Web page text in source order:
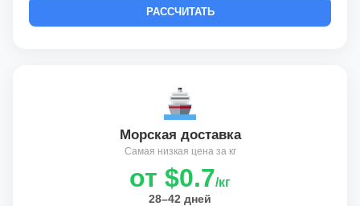
РАССЧИТАТЬ
Морская доставка
Самая низкая цена за кг
от $0.7/кг
28–42 дней